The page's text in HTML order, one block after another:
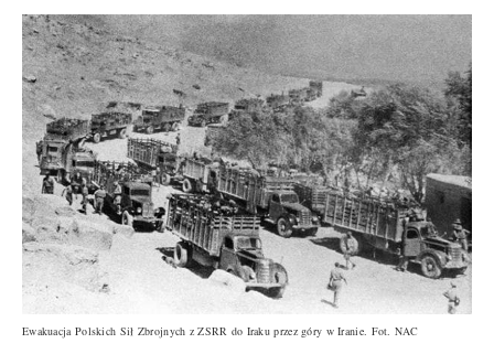
Ewakuacja Polskich Sił Zbrojnych z ZSRR do Iraku przez góry w Iranie. Fot. NAC